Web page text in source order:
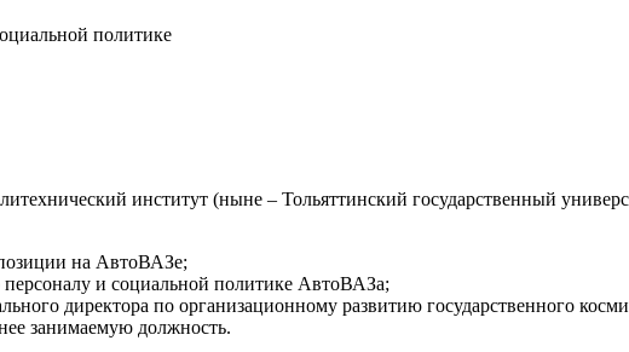
политике
институт (ныне – Тольяттинский государственный
на АвтоВАЗе;
и социальной политике АвтоВАЗа;
директора по организационному развитию государственного
занимаемую должность.